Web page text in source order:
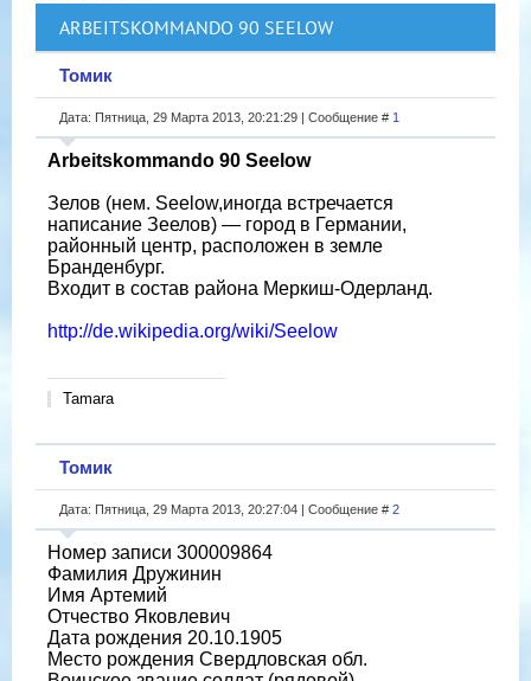
ARBEITSKOMMANDO 90 SEELOW
Томик
Дата: Пятница, 29 Марта 2013, 20:21:29 | Сообщение # 1
Arbeitskommando 90 Seelow
Зелов (нем. Seelow,иногда встречается
написание Зеелов) — город в Германии,
районный центр, расположен в земле
Бранденбург.
Входит в состав района Меркиш-Одерланд.
http://de.wikipedia.org/wiki/Seelow
Tamara
Томик
Дата: Пятница, 29 Марта 2013, 20:27:04 | Сообщение # 2
Номер записи 300009864
Фамилия Дружинин
Имя Артемий
Отчество Яковлевич
Дата рождения 20.10.1905
Место рождения Свердловская обл.